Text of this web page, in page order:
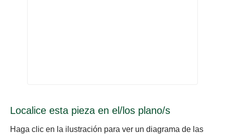
Localice esta pieza en el/los plano/s
Haga clic en la ilustración para ver un diagrama de las